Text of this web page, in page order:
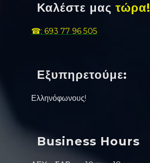
Καλέστε μας τώρα!
☎: 693 77 96 505
Εξυπηρετούμε:
Ελληνόφωνους!
Business Hours